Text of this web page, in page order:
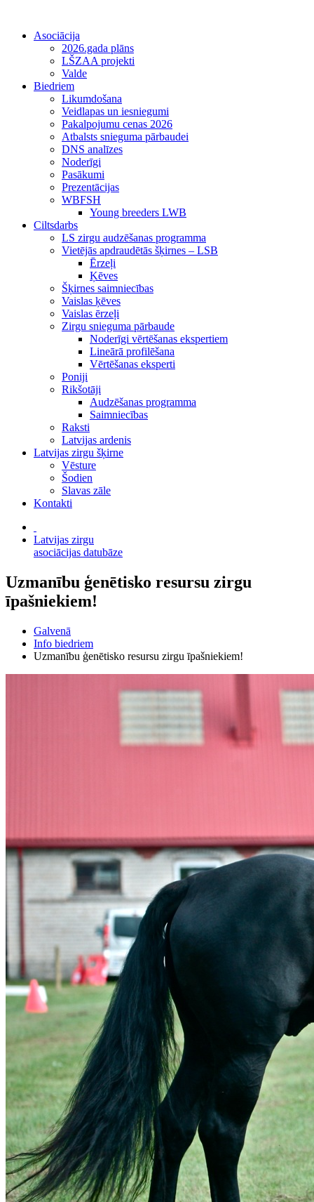
Asociācija
2026.gada plāns
LŠZAA projekti
Valde
Biedriem
Likumdošana
Veidlapas un iesniegumi
Pakalpojumu cenas 2026
Atbalsts snieguma pārbaudei
DNS analīzes
Noderīgi
Pasākumi
Prezentācijas
WBFSH
Young breeders LWB
Ciltsdarbs
LS zirgu audzēšanas programma
Vietējās apdraudētās šķirnes – LSB
Ērzeļi
Ķēves
Šķirnes saimniecības
Vaislas ķēves
Vaislas ērzeļi
Zirgu snieguma pārbaude
Noderīgi vērtēšanas ekspertiem
Lineārā profilēšana
Vērtēšanas eksperti
Poniji
Rikšotāji
Audzēšanas programma
Saimniecības
Raksti
Latvijas ardenis
Latvijas zirgu šķirne
Vēsture
Šodien
Slavas zāle
Kontakti
Latvijas zirgu
asociācijas datubāze
Uzmanību ģenētisko resursu zirgu
īpašniekiem!
Galvenā
Info biedriem
Uzmanību ģenētisko resursu zirgu īpašniekiem!